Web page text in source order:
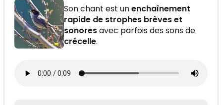
Son chant est unenchaînement
rapide de strophes brèves et
sonoresavec parfois des sons de
crécelle.